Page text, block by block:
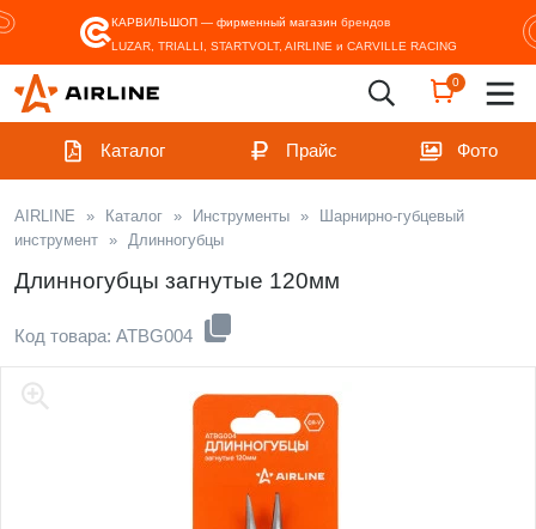
КАРВИЛЬШОП — фирменный магазин брендов
LUZAR, TRIALLI, STARTVOLT, AIRLINE и CARVILLE RACING
0
Каталог Прайс Фото
AIRLINE » Каталог » Инструменты »
Шарнирно-губцевый
инструмент » Длинногубцы
Длинногубцы загнутые 120мм
Код товара: ATBG004